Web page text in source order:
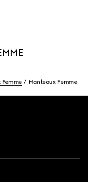
Femme Manteaux Femme